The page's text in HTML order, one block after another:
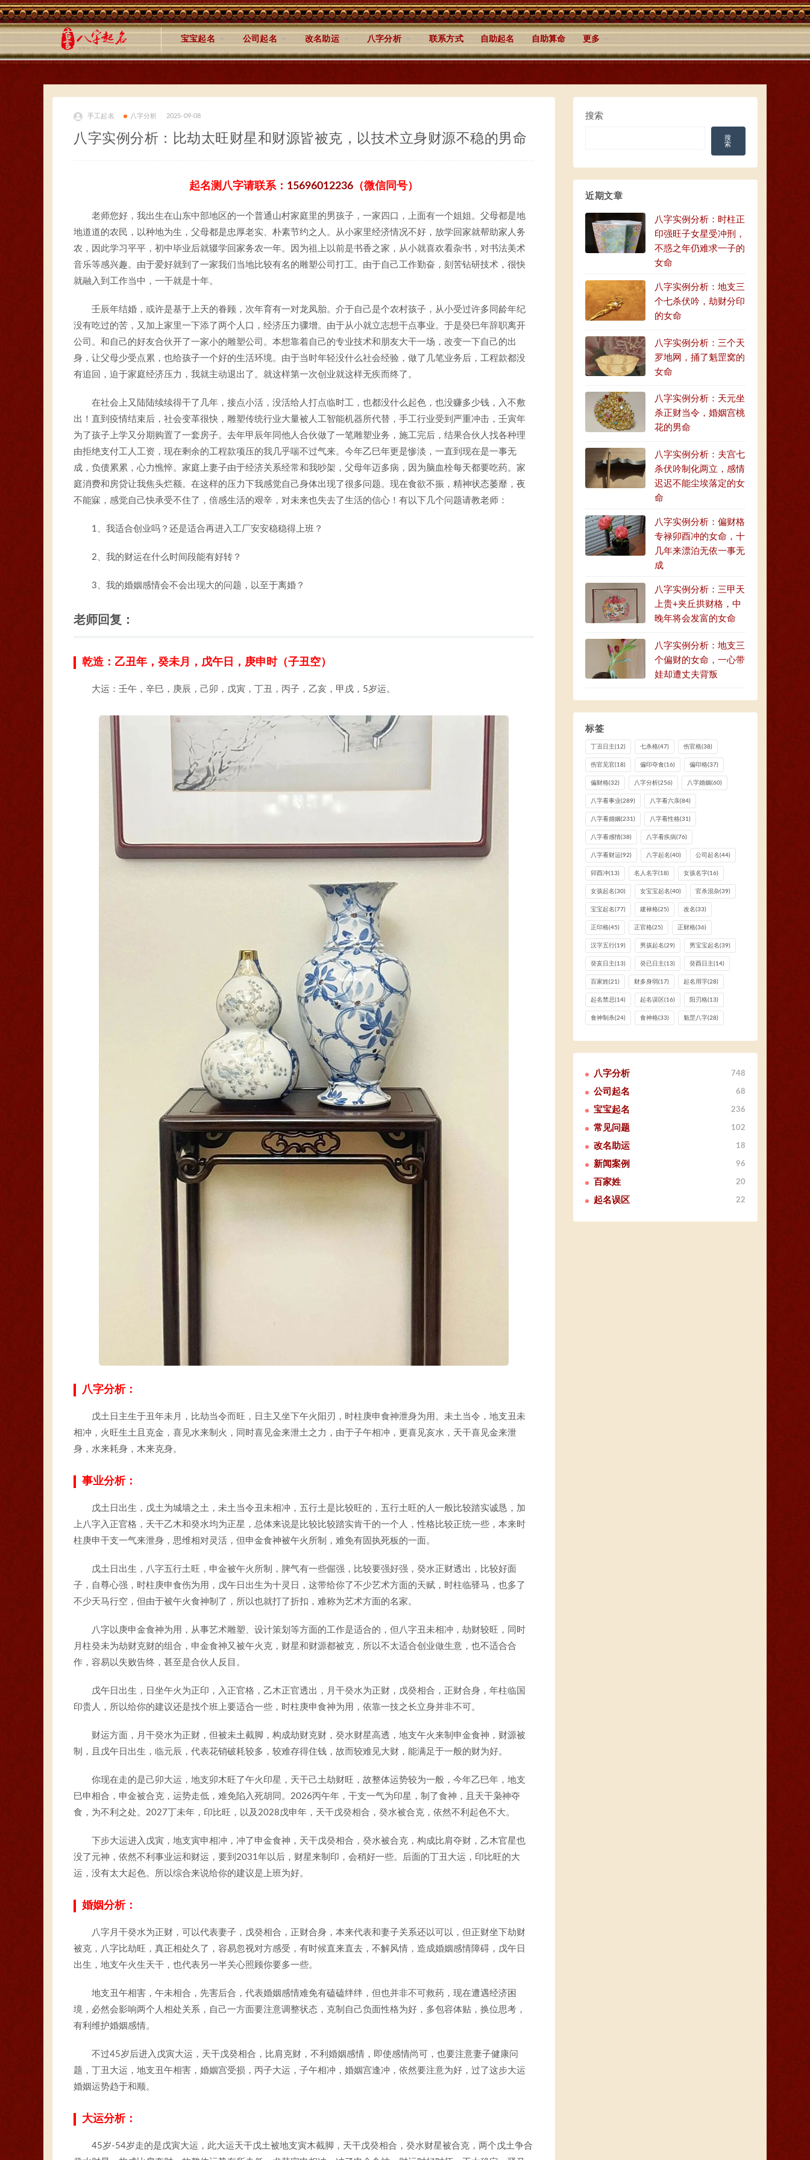
宝宝起名 公司起名 改名助运 八字分析 联系方式 自助起名 自助算命 更多
手工起名 八字分析 2025-09-08
八字实例分析：比劫太旺财星和财源皆被克，以技术立身财源不稳的男命
起名测八字请联系： 15696012236 （微信同号）
老师您好，我出生在山东中部地区的一个普通山村家庭里的男孩子，一家四口，上面有一个姐姐。父母都是地
地道道的农民，以种地为生，父母都是忠厚老实、朴素节约之人。从小家里经济情况不好，放学回家就帮助家人务
农，因此学习平平，初中毕业后就辍学回家务农一年。因为祖上以前是书香之家，从小就喜欢看杂书，对书法美术
音乐等感兴趣。由于爱好就到了一家我们当地比较有名的雕塑公司打工。由于自己工作勤奋，刻苦钻研技术，很快
就融入到工作当中，一干就是十年。
壬辰年结婚，或许是基于上天的眷顾，次年育有一对龙凤胎。介于自己是个农村孩子，从小受过许多同龄年纪
没有吃过的苦，又加上家里一下添了两个人口，经济压力骤增。由于从小就立志想干点事业。于是癸巳年辞职离开
公司。和自己的好友合伙开了一家小的雕塑公司。本想靠着自己的专业技术和朋友大干一场，改变一下自己的出
身，让父母少受点累，也给孩子一个好的生活环境。由于当时年轻没什么社会经验，做了几笔业务后，工程款都没
有追回，迫于家庭经济压力，我就主动退出了。就这样第一次创业就这样无疾而终了。
在社会上又陆陆续续得干了几年，接点小活，没活给人打点临时工，也都没什么起色，也没赚多少钱，入不敷
出！直到疫情结束后，社会变革很快，雕塑传统行业大量被人工智能机器所代替，手工行业受到严重冲击，壬寅年
为了孩子上学又分期购置了一套房子。去年甲辰年同他人合伙做了一笔雕塑业务，施工完后，结果合伙人找各种理
由拒绝支付工人工资，现在剩余的工程款项压的我几乎喘不过气来。今年乙巳年更是惨淡，一直到现在是一事无
成，负债累累，心力憔悴。家庭上妻子由于经济关系经常和我吵架，父母年迈多病，因为脑血栓每天都要吃药。家
庭消费和房贷让我焦头烂额。在这样的压力下我感觉自己身体出现了很多问题。现在食欲不振，精神状态萎靡，夜
不能寐，感觉自己快承受不住了，倍感生活的艰辛，对未来也失去了生活的信心！有以下几个问题请教老师：
1、我适合创业吗？还是适合再进入工厂安安稳稳得上班？
2、我的财运在什么时间段能有好转？
3、我的婚姻感情会不会出现大的问题，以至于离婚？
老师回复：
乾造：乙丑年，癸未月，戊午日，庚申时（子丑空）
大运：壬午，辛巳，庚辰，己卯，戊寅，丁丑，丙子，乙亥，甲戌，5岁运。
八字分析：
戊土日主生于丑年未月，比劫当令而旺，日主又坐下午火阳刃，时柱庚申食神泄身为用。未土当令，地支丑未
相冲，火旺生土且克金，喜见水来制火，同时喜见金来泄土之力，由于子午相冲，更喜见亥水，天干喜见金来泄
身，水来耗身，木来克身。
事业分析：
戊土日出生，戊土为城墙之土，未土当令丑未相冲，五行土是比较旺的，五行土旺的人一般比较踏实诚恳，加
上八字入正官格，天干乙木和癸水均为正星，总体来说是比较比较踏实肯干的一个人，性格比较正统一些，本来时
柱庚申干支一气来泄身，思维相对灵活，但申金食神被午火所制，难免有固执死板的一面。
戊土日出生，八字五行土旺，申金被午火所制，脾气有一些倔强，比较要强好强，癸水正财透出，比较好面
子，自尊心强，时柱庚申食伤为用，戊午日出生为十灵日，这带给你了不少艺术方面的天赋，时柱临驿马，也多了
不少天马行空，但由于被午火食神制了，所以也就打了折扣，难称为艺术方面的名家。
八字以庚申金食神为用，从事艺术雕塑、设计策划等方面的工作是适合的，但八字丑未相冲，劫财较旺，同时
月柱癸未为劫财克财的组合，申金食神又被午火克，财星和财源都被克，所以不太适合创业做生意，也不适合合
作，容易以失败告终，甚至是合伙人反目。
戊午日出生，日坐午火为正印，入正官格，乙木正官透出，月干癸水为正财，戊癸相合，正财合身，年柱临国
印贵人，所以给你的建议还是找个班上要适合一些，时柱庚申食神为用，依靠一技之长立身并非不可。
财运方面，月干癸水为正财，但被未土截脚，构成劫财克财，癸水财星高透，地支午火来制申金食神，财源被
制，且戊午日出生，临元辰，代表花销破耗较多，较难存得住钱，故而较难见大财，能满足于一般的财为好。
你现在走的是己卯大运，地支卯木旺了午火印星，天干己土劫财旺，故整体运势较为一般，今年乙巳年，地支
巳申相合，申金被合克，运势走低，难免陷入死胡同。2026丙午年，干支一气为印星，制了食神，且天干枭神夺
食，为不利之处。2027丁未年，印比旺，以及2028戊申年，天干戊癸相合，癸水被合克，依然不利起色不大。
下步大运进入戊寅，地支寅申相冲，冲了申金食神，天干戊癸相合，癸水被合克，构成比肩夺财，乙木官星也
没了元神，依然不利事业运和财运，要到2031年以后，财星来制印，会稍好一些。后面的丁丑大运，印比旺的大
运，没有太大起色。所以综合来说给你的建议是上班为好。
婚姻分析：
八字月干癸水为正财，可以代表妻子，戊癸相合，正财合身，本来代表和妻子关系还以可以，但正财坐下劫财
被克，八字比劫旺，真正相处久了，容易忽视对方感受，有时候直来直去，不解风情，造成婚姻感情障碍，戊午日
出生，地支午火生天干，也代表另一半关心照顾你要多一些。
地支丑午相害，午未相合，先害后合，代表婚姻感情难免有磕磕绊绊，但也并非不可救药，现在遭遇经济困
境，必然会影响两个人相处关系，自己一方面要注意调整状态，克制自己负面性格为好，多包容体贴，换位思考，
有利维护婚姻感情。
不过45岁后进入戊寅大运，天干戊癸相合，比肩克财，不利婚姻感情，即使感情尚可，也要注意妻子健康问
题，丁丑大运，地支丑午相害，婚姻宫受损，丙子大运，子午相冲，婚姻宫逢冲，依然要注意为好，过了这步大运
婚姻运势趋于和顺。
大运分析：
45岁-54岁走的是戊寅大运，此大运天干戊土被地支寅木截脚，天干戊癸相合，癸水财星被合克，两个戊土争合
搜索
搜
索
近期文章
八字实例分析：时柱正
印强旺子女星受冲刑，
不惑之年仍难求一子的
女命
八字实例分析：地支三
个七杀伏吟，劫财分印
的女命
八字实例分析：三个天
罗地网，捅了魁罡窝的
女命
八字实例分析：天元坐
杀正财当令，婚姻宫桃
花的男命
八字实例分析：夫宫七
杀伏吟制化两立，感情
迟迟不能尘埃落定的女
命
八字实例分析：偏财格
专禄卯酉冲的女命，十
几年来漂泊无依一事无
成
八字实例分析：三甲天
上贵+夹丘拱财格，中
晚年将会发富的女命
八字实例分析：地支三
个偏财的女命，一心带
娃却遭丈夫背叛
标签
丁丑日主(12) 七杀格(47) 伤官格(38)
伤官见官(18) 偏印夺食(16) 偏印格(37)
偏财格(32) 八字分析(256) 八字婚姻(60)
八字看事业(289) 八字看六亲(84)
八字看婚姻(231) 八字看性格(31)
八字看感情(38) 八字看疾病(76)
八字看财运(92) 八字起名(40) 公司起名(44)
卯酉冲(13) 名人名字(18) 女孩名字(16)
女孩起名(30) 女宝宝起名(40) 官杀混杂(39)
宝宝起名(77) 建禄格(25) 改名(33)
正印格(45) 正官格(25) 正财格(36)
汉字五行(19) 男孩起名(29) 男宝宝起名(39)
癸亥日主(13) 癸已日主(13) 癸酉日主(14)
百家姓(21) 财多身弱(17) 起名用字(28)
起名禁忌(14) 起名误区(16) 阳刃格(13)
食神制杀(24) 食神格(33) 魁罡八字(28)
八字分析 748
公司起名 68
宝宝起名 236
常见问题 102
改名助运 18
新闻案例 96
百家姓 20
起名误区 22